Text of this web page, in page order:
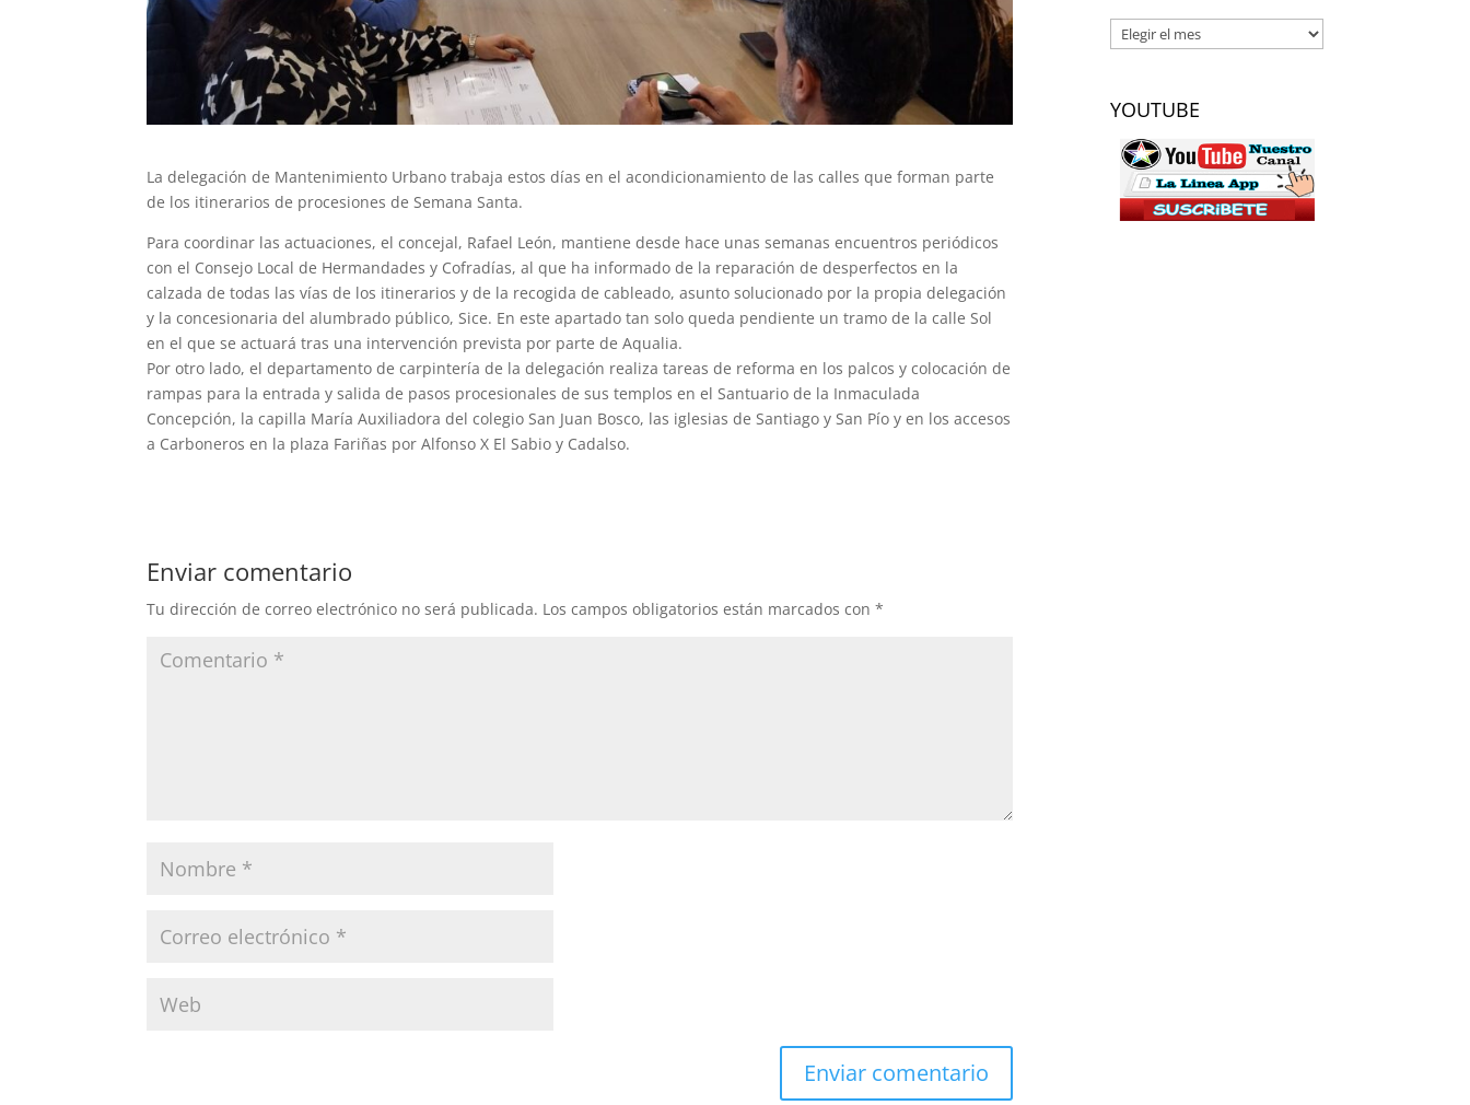
La delegación de Mantenimiento Urbano trabaja estos días en el acondicionamiento de las calles que forman parte
de los itinerarios de procesiones de Semana Santa.
Para coordinar las actuaciones, el concejal, Rafael León, mantiene desde hace unas semanas encuentros periódicos
con el Consejo Local de Hermandades y Cofradías, al que ha informado de la reparación de desperfectos en la
calzada de todas las vías de los itinerarios y de la recogida de cableado, asunto solucionado por la propia delegación
y la concesionaria del alumbrado público, Sice. En este apartado tan solo queda pendiente un tramo de la calle Sol
en el que se actuará tras una intervención prevista por parte de Aqualia.
Por otro lado, el departamento de carpintería de la delegación realiza tareas de reforma en los palcos y colocación de
rampas para la entrada y salida de pasos procesionales de sus templos en el Santuario de la Inmaculada
Concepción, la capilla María Auxiliadora del colegio San Juan Bosco, las iglesias de Santiago y San Pío y en los accesos
a Carboneros en la plaza Fariñas por Alfonso X El Sabio y Cadalso.
Enviar comentario
Tu dirección de correo electrónico no será publicada. Los campos obligatorios están marcados con*
Hemeroteca
YOUTUBE